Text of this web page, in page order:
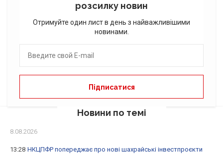
розсилку новин
Отримуйте один лист в день з найважливішими
новинами.
Новини по темі
8.08.2026
13:28 НКЦПФР попереджає про нові шахрайські інвестпроєкти